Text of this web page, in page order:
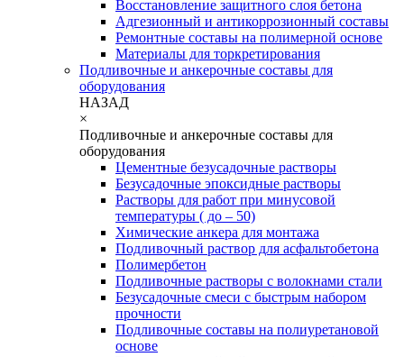
Восстановление защитного слоя бетона
Адгезионный и антикоррозионный составы
Ремонтные составы на полимерной основе
Материалы для торкретирования
Подливочные и анкерочные составы для
оборудования
НАЗАД
×
Подливочные и анкерочные составы для
оборудования
Цементные безусадочные растворы
Безусадочные эпоксидные растворы
Растворы для работ при минусовой
температуры ( до – 50)
Химические анкера для монтажа
Подливочный раствор для асфальтобетона
Полимербетон
Подливочные растворы с волокнами стали
Безусадочные смеси с быстрым набором
прочности
Подливочные составы на полиуретановой
основе